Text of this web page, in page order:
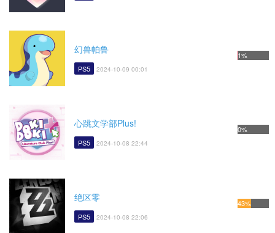
幻兽帕鲁
PS5 2024-10-09 00:01
1%
心跳文学部Plus!
PS5 2024-10-08 22:44
0%
绝区零
PS5 2024-10-08 22:06
43%